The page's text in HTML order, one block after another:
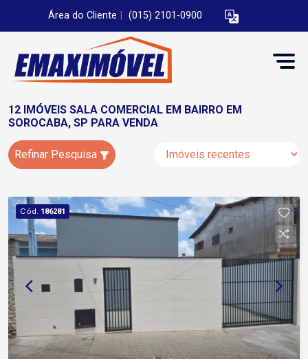
Área do Cliente (015) 2101-0900
12 IMÓVEIS SALA COMERCIAL EM BAIRRO EM
SOROCABA, SP PARA VENDA
Refinar Pesquisa
Cód. 186281